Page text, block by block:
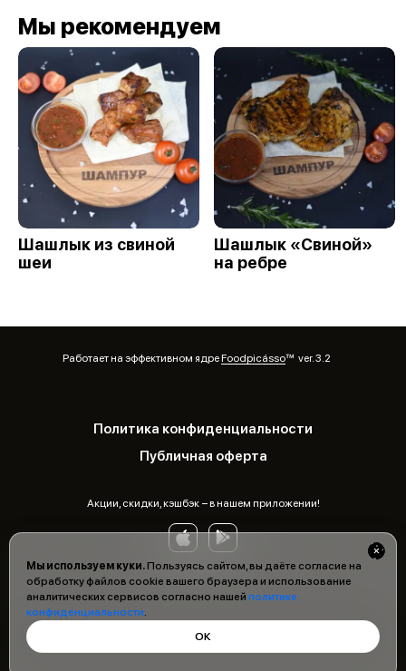
Мы используем куки.Пользуясь сайтом, вы даёте согласие на
обработку файлов cookie вашего браузера и использование
аналитических сервисов согласно нашей политике
конфиденциальности.
ОК
Мы рекомендуем
Шашлык из свиной
шеи
Шашлык «Свиной»
на ребре
Работает на эффективном ядреFoodpicássover. 3.2
Политика конфиденциальности
Публичная оферта
Акции, скидки, кэшбэк − в нашем приложении!